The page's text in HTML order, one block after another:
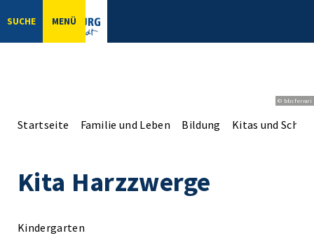
SUCHE MENÜ
© bbsferrari
Startseite Familie und Leben Bildung Kitas und
Kita Harzzwerge
Kindergarten